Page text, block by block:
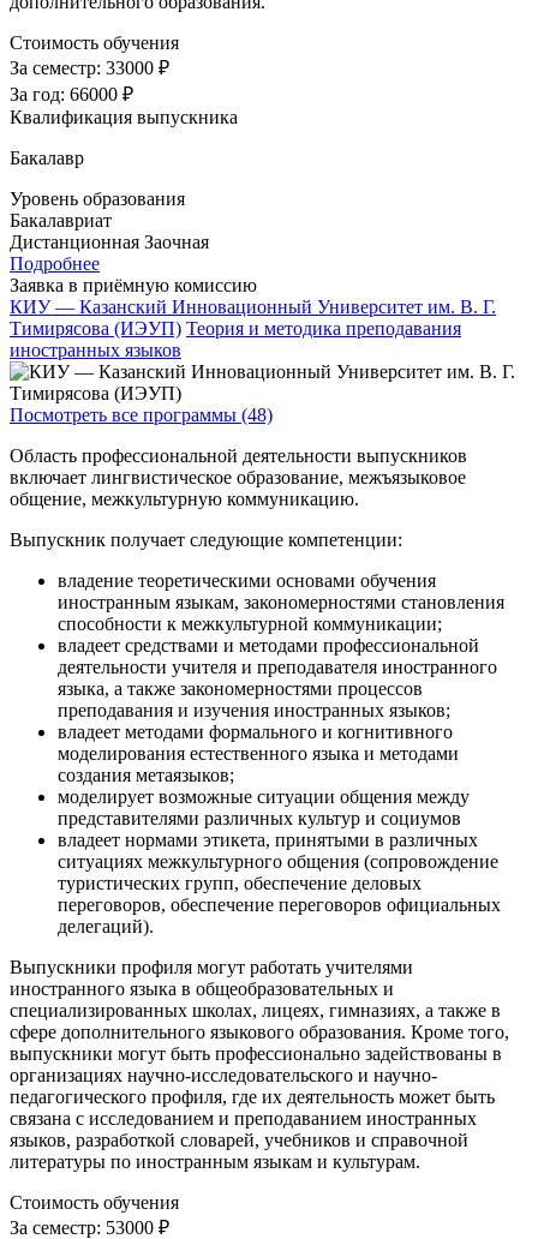
Стоимость обучения
За семестр: 33000 ₽
За год: 66000 ₽
Квалификация выпускника
Бакалавр
Уровень образования
Бакалавриат
Дистанционная Заочная
Подробнее
Заявка в приёмную комиссию
КИУ — Казанский Инновационный Университет им. В. Г.
Тимирясова (ИЭУП) Теория и методика преподавания
иностранных языков
Посмотреть все программы (48)
Область профессиональной деятельности выпускников
включает лингвистическое образование, межъязыковое
общение, межкультурную коммуникацию.
Выпускник получает следующие компетенции:
владение теоретическими основами обучения
иностранным языкам, закономерностями становления
способности к межкультурной коммуникации;
владеет средствами и методами профессиональной
деятельности учителя и преподавателя иностранного
языка, а также закономерностями процессов
преподавания и изучения иностранных языков;
владеет методами формального и когнитивного
моделирования естественного языка и методами
создания метаязыков;
моделирует возможные ситуации общения между
представителями различных культур и социумов
владеет нормами этикета, принятыми в различных
ситуациях межкультурного общения (сопровождение
туристических групп, обеспечение деловых
переговоров, обеспечение переговоров официальных
делегаций).
Выпускники профиля могут работать учителями
иностранного языка в общеобразовательных и
специализированных школах, лицеях, гимназиях, а также в
сфере дополнительного языкового образования. Кроме того,
выпускники могут быть профессионально задействованы в
организациях научно-исследовательского и научно-
педагогического профиля, где их деятельность может быть
связана с исследованием и преподаванием иностранных
языков, разработкой словарей, учебников и справочной
литературы по иностранным языкам и культурам.
Стоимость обучения
За семестр: 53000 ₽